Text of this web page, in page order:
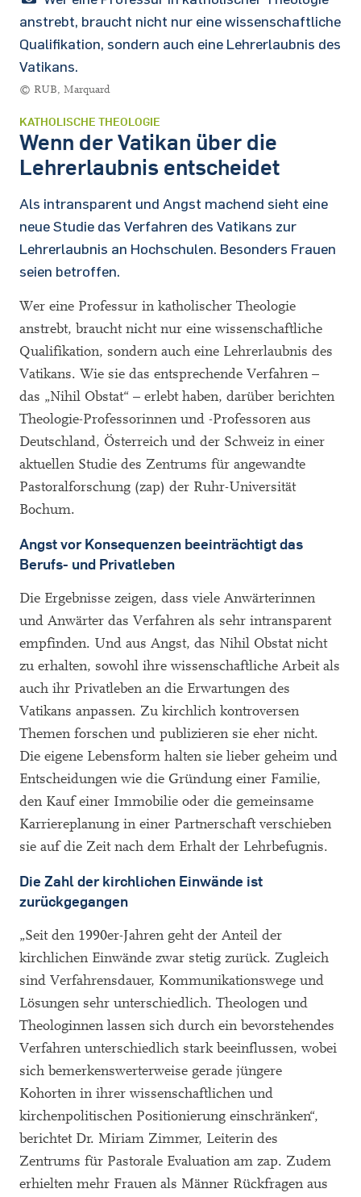
anstrebt, braucht nicht nur eine wissenschaftliche
Qualifikation, sondern auch eine Lehrerlaubnis des
Vatikans.
© RUB, Marquard
KATHOLISCHE THEOLOGIE
Wenn der Vatikan über die
Lehrerlaubnis entscheidet
Als intransparent und Angst machend sieht eine
neue Studie das Verfahren des Vatikans zur
Lehrerlaubnis an Hochschulen. Besonders Frauen
seien betroffen.
Wer eine Professur in katholischer Theologie
anstrebt, braucht nicht nur eine wissenschaftliche
Qualifikation, sondern auch eine Lehrerlaubnis des
Vatikans. Wie sie das entsprechende Verfahren –
das „Nihil Obstat“ – erlebt haben, darüber berichten
Theologie-Professorinnen und -Professoren aus
Deutschland, Österreich und der Schweiz in einer
aktuellen Studie des Zentrums für angewandte
Pastoralforschung (zap) der Ruhr-Universität
Bochum.
Angst vor Konsequenzen beeinträchtigt das
Berufs- und Privatleben
Die Ergebnisse zeigen, dass viele Anwärterinnen
und Anwärter das Verfahren als sehr intransparent
empfinden. Und aus Angst, das Nihil Obstat nicht
zu erhalten, sowohl ihre wissenschaftliche Arbeit als
auch ihr Privatleben an die Erwartungen des
Vatikans anpassen. Zu kirchlich kontroversen
Themen forschen und publizieren sie eher nicht.
Die eigene Lebensform halten sie lieber geheim und
Entscheidungen wie die Gründung einer Familie,
den Kauf einer Immobilie oder die gemeinsame
Karriereplanung in einer Partnerschaft verschieben
sie auf die Zeit nach dem Erhalt der Lehrbefugnis.
Die Zahl der kirchlichen Einwände ist
zurückgegangen
„Seit den 1990er-Jahren geht der Anteil der
kirchlichen Einwände zwar stetig zurück. Zugleich
sind Verfahrensdauer, Kommunikationswege und
Lösungen sehr unterschiedlich. Theologen und
Theologinnen lassen sich durch ein bevorstehendes
Verfahren unterschiedlich stark beeinflussen, wobei
sich bemerkenswerterweise gerade jüngere
Kohorten in ihrer wissenschaftlichen und
kirchenpolitischen Positionierung einschränken“,
berichtet Dr. Miriam Zimmer, Leiterin des
Zentrums für Pastorale Evaluation am zap. Zudem
erhielten mehr Frauen als Männer Rückfragen aus